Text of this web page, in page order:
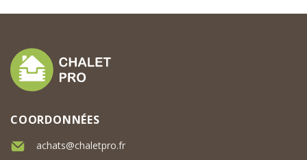
COORDONNÉES
achats@chaletpro.fr